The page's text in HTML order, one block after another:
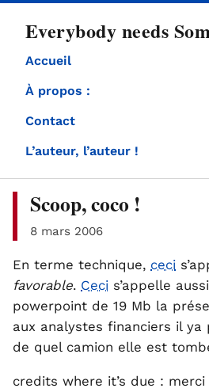
Everybody needs
Accueil
À propos :
Contact
L’auteur, l’auteur !
Scoop, coco !
8 mars 2006
En terme technique, ceci
favorable. Ceci s’appelle
powerpoint de 19 Mb la
aux analystes financiers il ya
de quel camion elle est
credits where it’s due : merci